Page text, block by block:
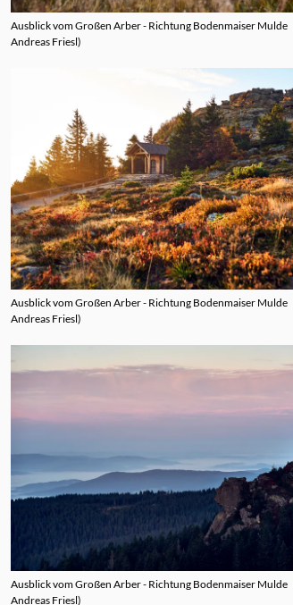
Ausblick vom Großen Arber - Richtung Bodenmaiser Mulde
Andreas Friesl
Ausblick vom Großen Arber - Richtung Bodenmaiser Mulde
Andreas Friesl
Ausblick vom Großen Arber - Richtung Bodenmaiser Mulde
Andreas Friesl